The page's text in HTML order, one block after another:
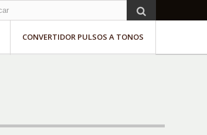
CONVERTIDOR PULSOS A TONOS